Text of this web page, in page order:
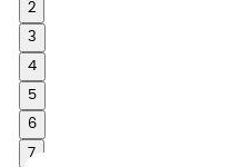
2
3
4
5
6
7